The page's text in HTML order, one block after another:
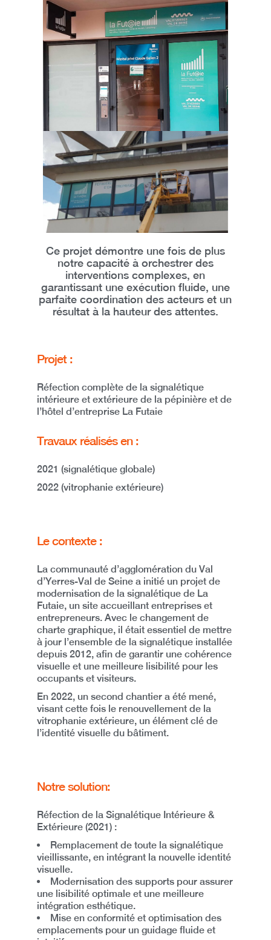
Ce projet démontre une fois de plus
notre capacité à orchestrer des
interventions complexes, en
garantissant une exécution fluide, une
parfaite coordination des acteurs et un
résultat à la hauteur des attentes.
Projet :
Réfection complète de la signalétique
intérieure et extérieure de la pépinière et de
l’hôtel d’entreprise La Futaie
Travaux réalisés en :
2021 (signalétique globale)
2022 (vitrophanie extérieure)
Le contexte :
La communauté d’agglomération duVal
d’Yerres-Val de Seine a initié un projet de
modernisation de la signalétique de La
Futaie, un site accueillant entreprises et
entrepreneurs. Avec lechangement de
charte graphique, il était essentiel de mettre
à jour l’ensemble de la signalétique installée
depuis 2012, afin de garantir une cohérence
visuelle et une meilleure lisibilité pour les
occupants et visiteurs.
En 2022, un second chantier a été mené,
visant cette fois le renouvellement de la
vitrophanie extérieure, un élément clé de
l’identité visuelle du bâtiment.
Notre solution:
Réfection de la Signalétique Intérieure &
Extérieure (2021) :
Remplacement detoute la signalétique
vieillissante, en intégrant la nouvelle identité
visuelle.
Modernisation des supports pour assurer
une lisibilité optimale et une meilleure
intégration esthétique.
Mise en conformité et optimisation des
emplacements pour un guidage fluide et